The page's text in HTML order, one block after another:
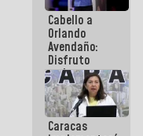
Cabello a
Orlando
Avendaño:
Disfruto
cada vez
que escribes
porque lo
que haces
es
Caracas